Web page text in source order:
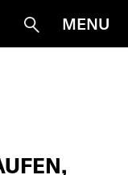
Suche
MENU